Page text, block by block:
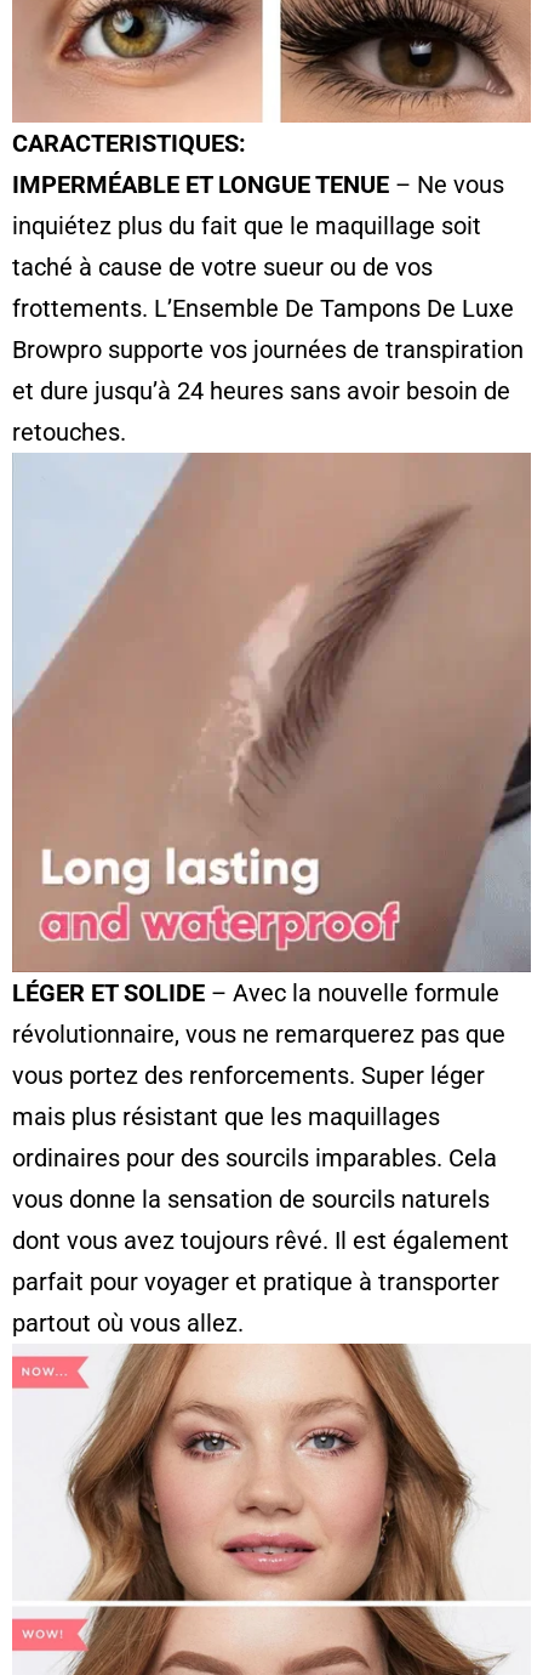
CARACTERISTIQUES:
IMPERMÉABLE ET LONGUE TENUE – Ne vous
inquiétez plus du fait que le maquillage soit
taché à cause de votre sueur ou de vos
frottements. L’Ensemble De Tampons De Luxe
Browpro supporte vos journées de transpiration
et dure jusqu’à 24 heures sans avoir besoin de
retouches.
LÉGER ET SOLIDE – Avec la nouvelle formule
révolutionnaire, vous ne remarquerez pas que
vous portez des renforcements. Super léger
mais plus résistant que les maquillages
ordinaires pour des sourcils imparables. Cela
vous donne la sensation de sourcils naturels
dont vous avez toujours rêvé. Il est également
parfait pour voyager et pratique à transporter
partout où vous allez.